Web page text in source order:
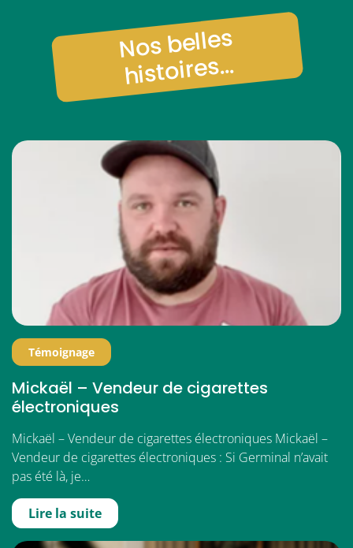
Nos belles
histoires...
Témoignage
Mickaël – Vendeur de cigarettes
électroniques
Mickaël – Vendeur de cigarettes électroniques Mickaël –
Vendeur de cigarettes électroniques : Si Germinal n’avait
pas été là, je…
Lire la suite